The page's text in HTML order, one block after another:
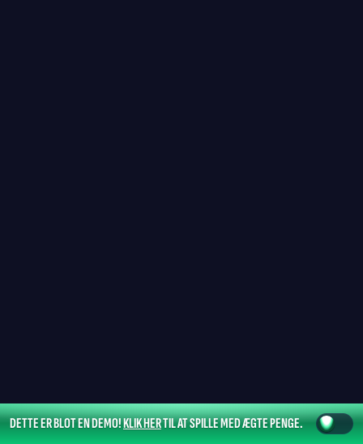
DETTE ER BLOT EN DEMO!KLIK HERTIL AT SPILLE MED ÆGTE PENGE.